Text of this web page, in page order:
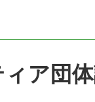
ア団